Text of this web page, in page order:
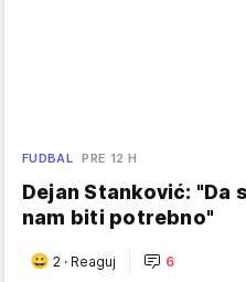
FUDBAL PRE 12 H
Dejan Stanković: "Da
nam biti potrebno"
2 · Reaguj 6